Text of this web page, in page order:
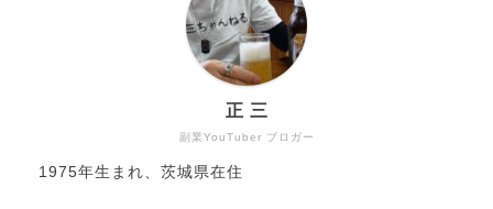
副業YouTuber ブロガー
正 三
1975年生まれ、茨城県在住